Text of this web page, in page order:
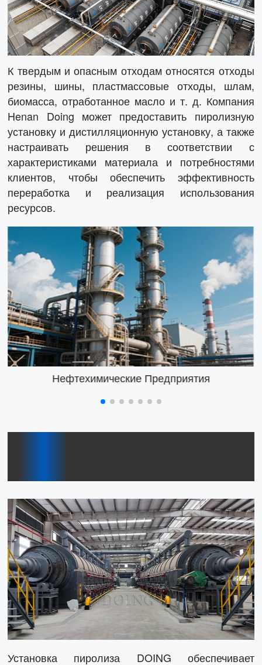
К твердым и опасным отходам относятся отходы
резины, шины, пластмассовые отходы, шлам,
биомасса, отработанное масло и т. д. Компания
Henan Doing может предоставить пиролизную
установку и дистилляционную установку, а также
настраивать решения в соответствии с
характеристиками материала и потребностями
клиентов, чтобы обеспечить эффективность
переработка и реализация использования
ресурсов.
Нефтехимические Предприятия
Установка пиролиза DOING обеспечивает